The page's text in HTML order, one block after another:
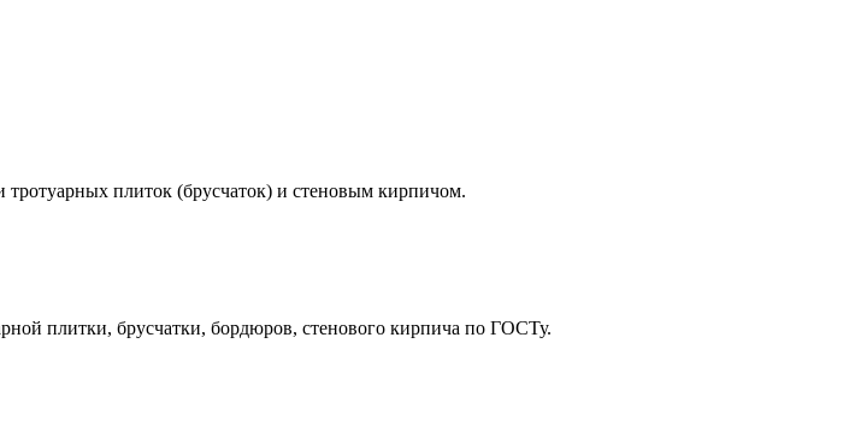
плиток (брусчаток) и стеновым кирпичом.
плитки, брусчатки, бордюров, стенового кирпича по ГОСТу.